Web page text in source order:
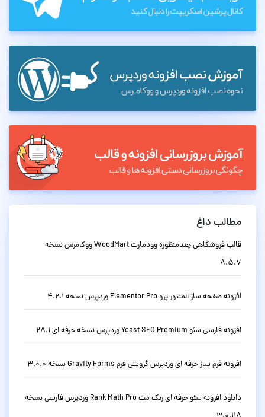
مطالب داغ
قالب فروشگاهی چندمنظوره وودمارت WoodMart ووکامرس نسخه
8.5.7
افزونه صفحه ساز المنتور پرو Elementor Pro وردپرس نسخه 4.2.1
افزونه فارسی سئو Yoast SEO Premium وردپرس نسخه حرفه ای 28.1
افزونه فرم ساز حرفه ای وردپرس گرویتی فرم Gravity Forms نسخه 3.0.0
دانلود افزونه سئو حرفه ای رنک مث Rank Math Pro وردپرس فارسی نسخه